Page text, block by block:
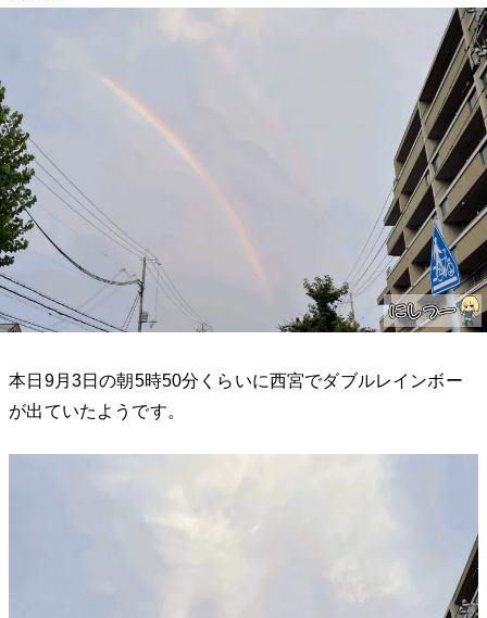
本日9月3日の朝5時50分くらいに西宮でダブルレインボー
が出ていたようです。